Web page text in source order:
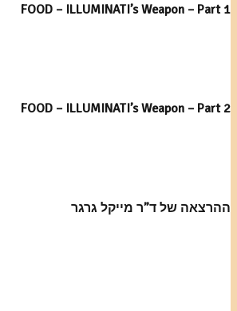
FOOD – ILLUMINATI’s Weapon – Part 1
FOOD – ILLUMINATI’s Weapon – Part 2
ההרצאה של ד”ר מייקל גרגר